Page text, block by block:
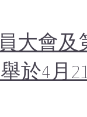
大會及
於4月